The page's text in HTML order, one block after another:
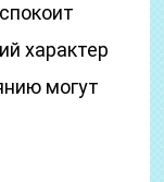
характер
могут